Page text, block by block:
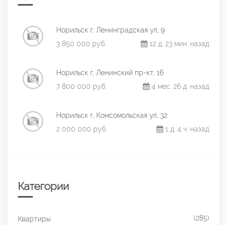
Норильск г, Ленинградская ул, 9
3 850 000 руб.
12 д. 23 мин. назад
Норильск г, Ленинский пр-кт, 16
7 800 000 руб.
4 мес. 26 д. назад
Норильск г, Комсомольская ул, 32
2 000 000 руб.
1 д. 4 ч. назад
Категории
Квартиры (285)